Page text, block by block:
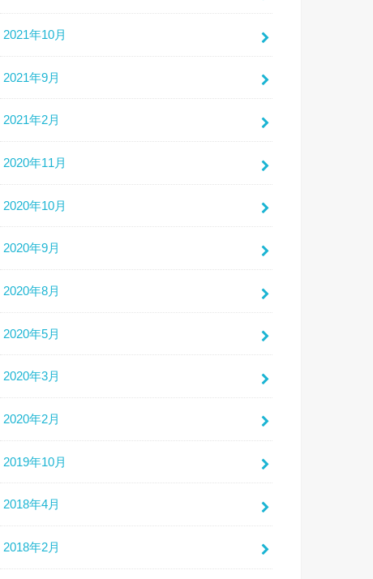
2021年10月
2021年9月
2021年2月
2020年11月
2020年10月
2020年9月
2020年8月
2020年5月
2020年3月
2020年2月
2019年10月
2018年4月
2018年2月